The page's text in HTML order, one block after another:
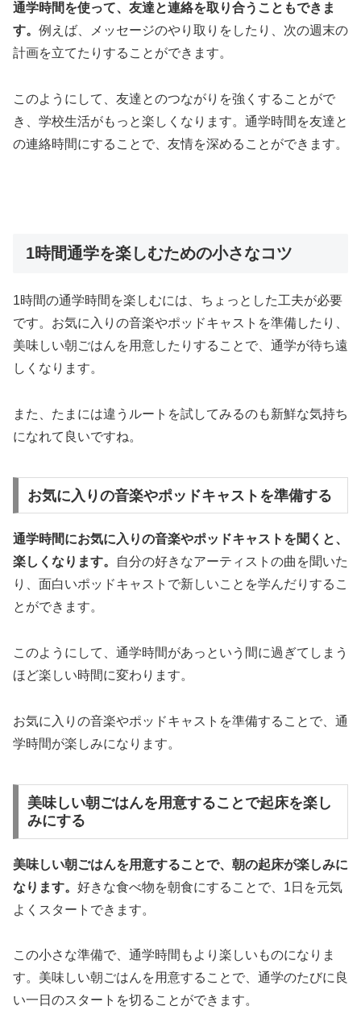
通学時間を使って、友達と連絡を取り合うこともできま
す。 例えば、メッセージのやり取りをしたり、次の週末の
計画を立てたりすることができます。
このようにして、友達とのつながりを強くすることがで
き、学校生活がもっと楽しくなります。 通学時間を友達と
の連絡時間にすることで、友情を深めることができます。
1時間通学を楽しむための小さなコツ
1時間の通学時間を楽しむには、ちょっとした工夫が必要
です。お気に入りの音楽やポッドキャストを準備したり、
美味しい朝ごはんを用意したりすることで、通学が待ち遠
しくなります。
また、たまには違うルートを試してみるのも新鮮な気持ち
になれて良いですね。
お気に入りの音楽やポッドキャストを準備する
通学時間にお気に入りの音楽やポッドキャストを聞くと、
楽しくなります。
自分の好きなアーティストの曲を聞いた
り、面白いポッドキャストで新しいことを学んだりするこ
とができます。
このようにして、通学時間があっという間に過ぎてしまう
ほど楽しい時間に変わります。
お気に入りの音楽やポッドキャストを準備することで、通
学時間が楽しみになります。
美味しい朝ごはんを用意することで起床を楽し
みにする
美味しい朝ごはんを用意することで、朝の起床が楽しみに
なります。 好きな食べ物を朝食にすることで、1日を元気
よくスタートできます。
この小さな準備で、通学時間もより楽しいものになりま
す。 美味しい朝ごはんを用意することで、通学のたびに良
い一日のスタートを切ることができます。